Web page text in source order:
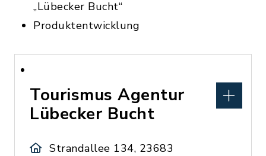
„Lübecker Bucht“
Produktentwicklung
Tourismus Agentur
Lübecker Bucht
Strandallee 134, 23683